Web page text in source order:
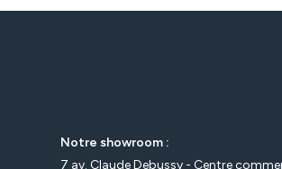
Notre showroom :
7 av. Claude Debussy - Centre